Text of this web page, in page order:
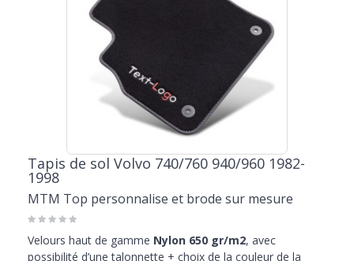
Tapis de sol Volvo 740/760 940/960 1982-
1998
MTM Top personnalise et brode sur mesure
Velours haut de gamme Nylon 650 gr/m2, avec
possibilité d’une talonnette + choix de la couleur de la